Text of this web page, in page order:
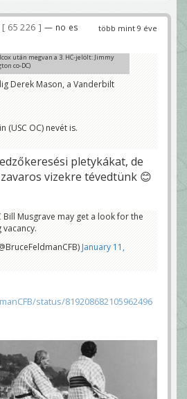
több mint 9 éve
65 226
— no es
után megvan a 3. HC-jelölt: Jimmy
co-DC)
Derek Mason, a Vanderbilt
(USC OC) nevét is.
pletykákat, de
vizekre tévedtünk 😊
Bill Musgrave may get a look for the
January 11,
status/819208682105962496